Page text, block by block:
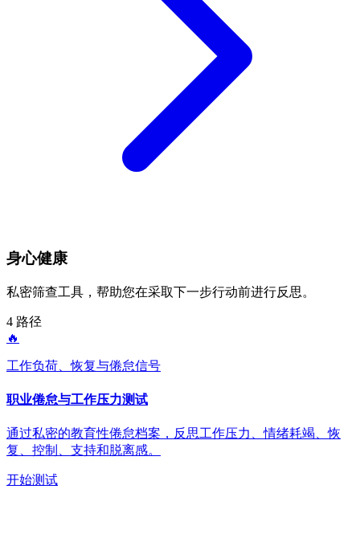
身心健康
私密筛查工具，帮助您在采取下一步行动前进行反思。
4 路径
🔥
工作负荷、恢复与倦怠信号
职业倦怠与工作压力测试
通过私密的教育性倦怠档案，反思工作压力、情绪耗竭、恢
复、控制、支持和脱离感。
开始测试